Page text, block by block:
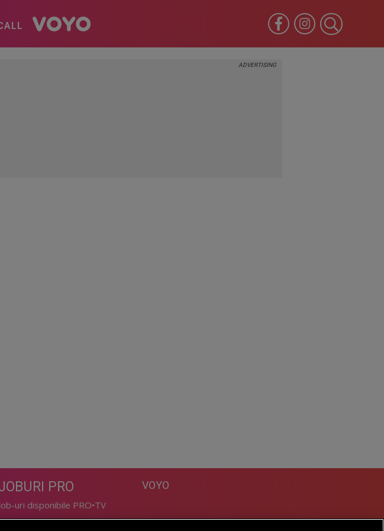
PRO
Job-uri disponibile PRO•TV
VOYO